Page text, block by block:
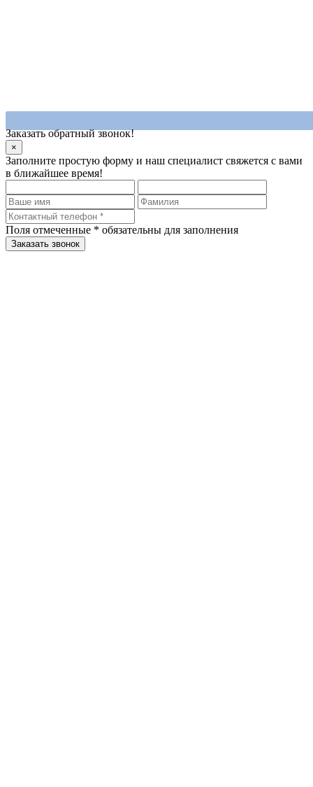
Заказать обратный звонок!
×
Заполните простую форму и наш специалист свяжется с вами
в ближайшее время!
Поля отмеченные * обязательны для заполнения